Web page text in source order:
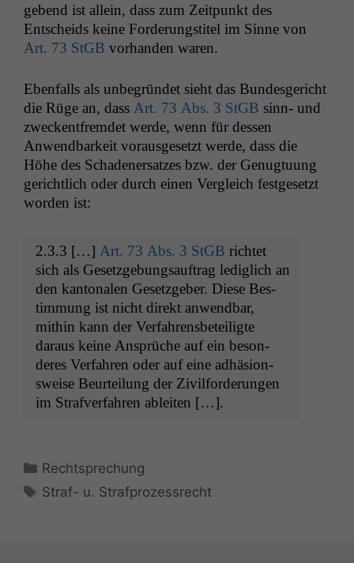
gebend ist allein, dass zum Zeit­punkt des
Entschei­ds keine Forderungsti­tel im Sinne von
Art. 73 StGB vorhan­den waren.
Eben­falls als unbe­grün­det sieht das Bun­des­gericht
die Rüge an, dass Art. 73 Abs. 3 StGB sinn- und
zweck­ent­fremdet werde, wenn für dessen
Anwend­barkeit voraus­ge­set­zt werde, dass die
Höhe des Schaden­er­satzes bzw. der Genug­tu­ung
gerichtlich oder durch einen Ver­gle­ich fest­ge­set­zt
wor­den ist:
2.3.3 […] Art. 73 Abs. 3 StGB richtet
sich als Geset­zge­bungsauf­trag lediglich an
den kan­tonalen Geset­zge­ber. Diese Bes­
tim­mung ist nicht direkt anwend­bar,
mithin kann der Ver­fahrens­beteiligte
daraus keine Ansprüche auf ein beson­
deres Ver­fahren oder auf eine adhä­sion­
sweise Beurteilung der Zivil­forderun­gen
im Strafver­fahren ableiten […].
Kategorien
Rechtsprechung
Schlagwörter
Straf- u. Strafprozessrecht